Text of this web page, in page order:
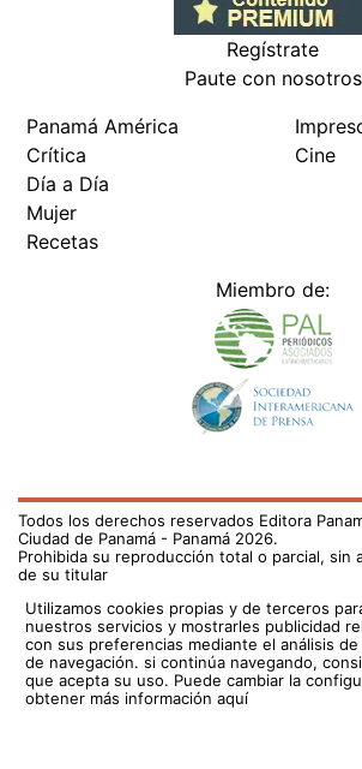
Regístrate
Paute con nosotros
Panamá América
Crítica
Día a Día
Mujer
Recetas
Cine
Miembro de:
Todos los derechos reservados Editora
Ciudad de Panamá - Panamá 2026.
Prohibida su reproducción total o parcial, sin
de su titular
Utilizamos cookies propias y de terceros
nuestros servicios y mostrarles publicidad
con sus preferencias mediante el análisis
de navegación. si continúa navegando,
que acepta su uso. Puede cambiar la
obtener más información aquí